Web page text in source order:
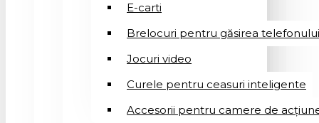
E-carti
Brelocuri pentru găsirea telefonului
Jocuri video
Curele pentru ceasuri inteligente
Accesorii pentru camere de